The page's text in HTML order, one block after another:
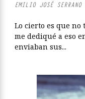
EMILIO JOSÉ SERRANO
Lo cierto es que no
me dediqué a eso
enviaban sus...